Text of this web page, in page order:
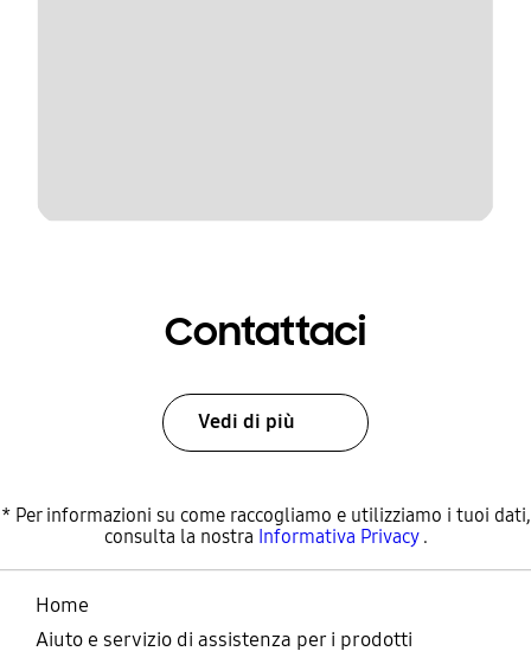
Contattaci
Vedi di più
* Per informazioni su come raccogliamo e utilizziamo i tuoi dati,
consulta la nostra Informativa Privacy.
Home
Aiuto e servizio di assistenza per i prodotti